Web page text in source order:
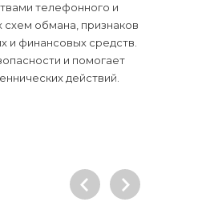
телефонного и
схем обмана, признаков
и финансовых средств.
и помогает
действий.